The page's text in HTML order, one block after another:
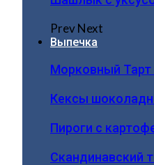
PrevNext
Выпечка
Морковный Тарт
Кексы
Пироги c
Скандинавский